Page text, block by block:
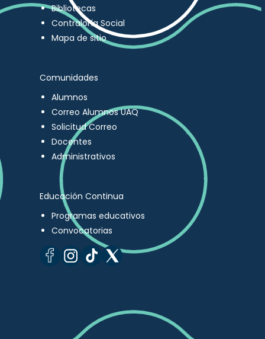
Bibliotecas
Contraloría Social
Mapa de sitio
Comunidades
Alumnos
Correo Alumnos UAQ
Solicitud Correo
Docentes
Administrativos
Educación Continua
Programas educativos
Convocatorias